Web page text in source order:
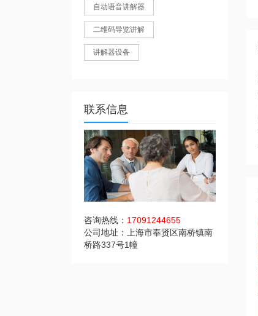
自动语音讲解器
二维码导览讲解
讲解器设备
联系信息
咨询热线： 17091244655
公司地址：上海市奉贤区南桥镇南
桥路337号1幢